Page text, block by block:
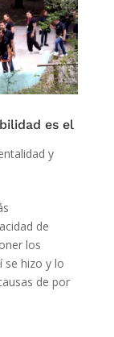
es el
y
de
los
se hizo y lo
de por